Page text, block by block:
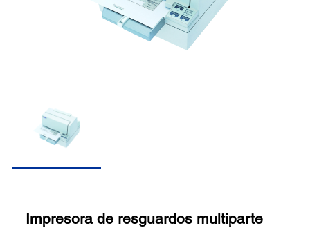
Impresora de resguardos multiparte